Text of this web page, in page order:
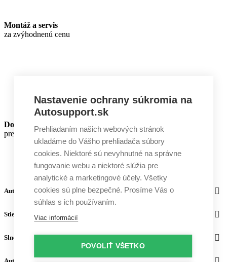
Montáž a servis
za zvýhodnenú cenu
Dodatočné zľavy
pre zákazníkov HORNET®
Autosupport
Stierače
Slnečné clony
Nastavenie ochrany súkromia na
Autosupport.sk
Prehliadaním našich webových stránok
ukladáme do Vášho prehliadača súbory
cookies. Niektoré sú nevyhnutné na správne
fungovanie webu a niektoré slúžia pre
analytické a marketingové účely. Všetky
cookies sú plne bezpečné. Prosíme Vás o
súhlas s ich používaním.
Viac informácií
POVOLIŤ VŠETKO